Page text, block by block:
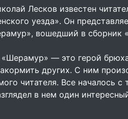
Лесков известен
уезда». Он
вошедший в сборник
— это герой
других. С ним
читателя. Все началось с
в нем один